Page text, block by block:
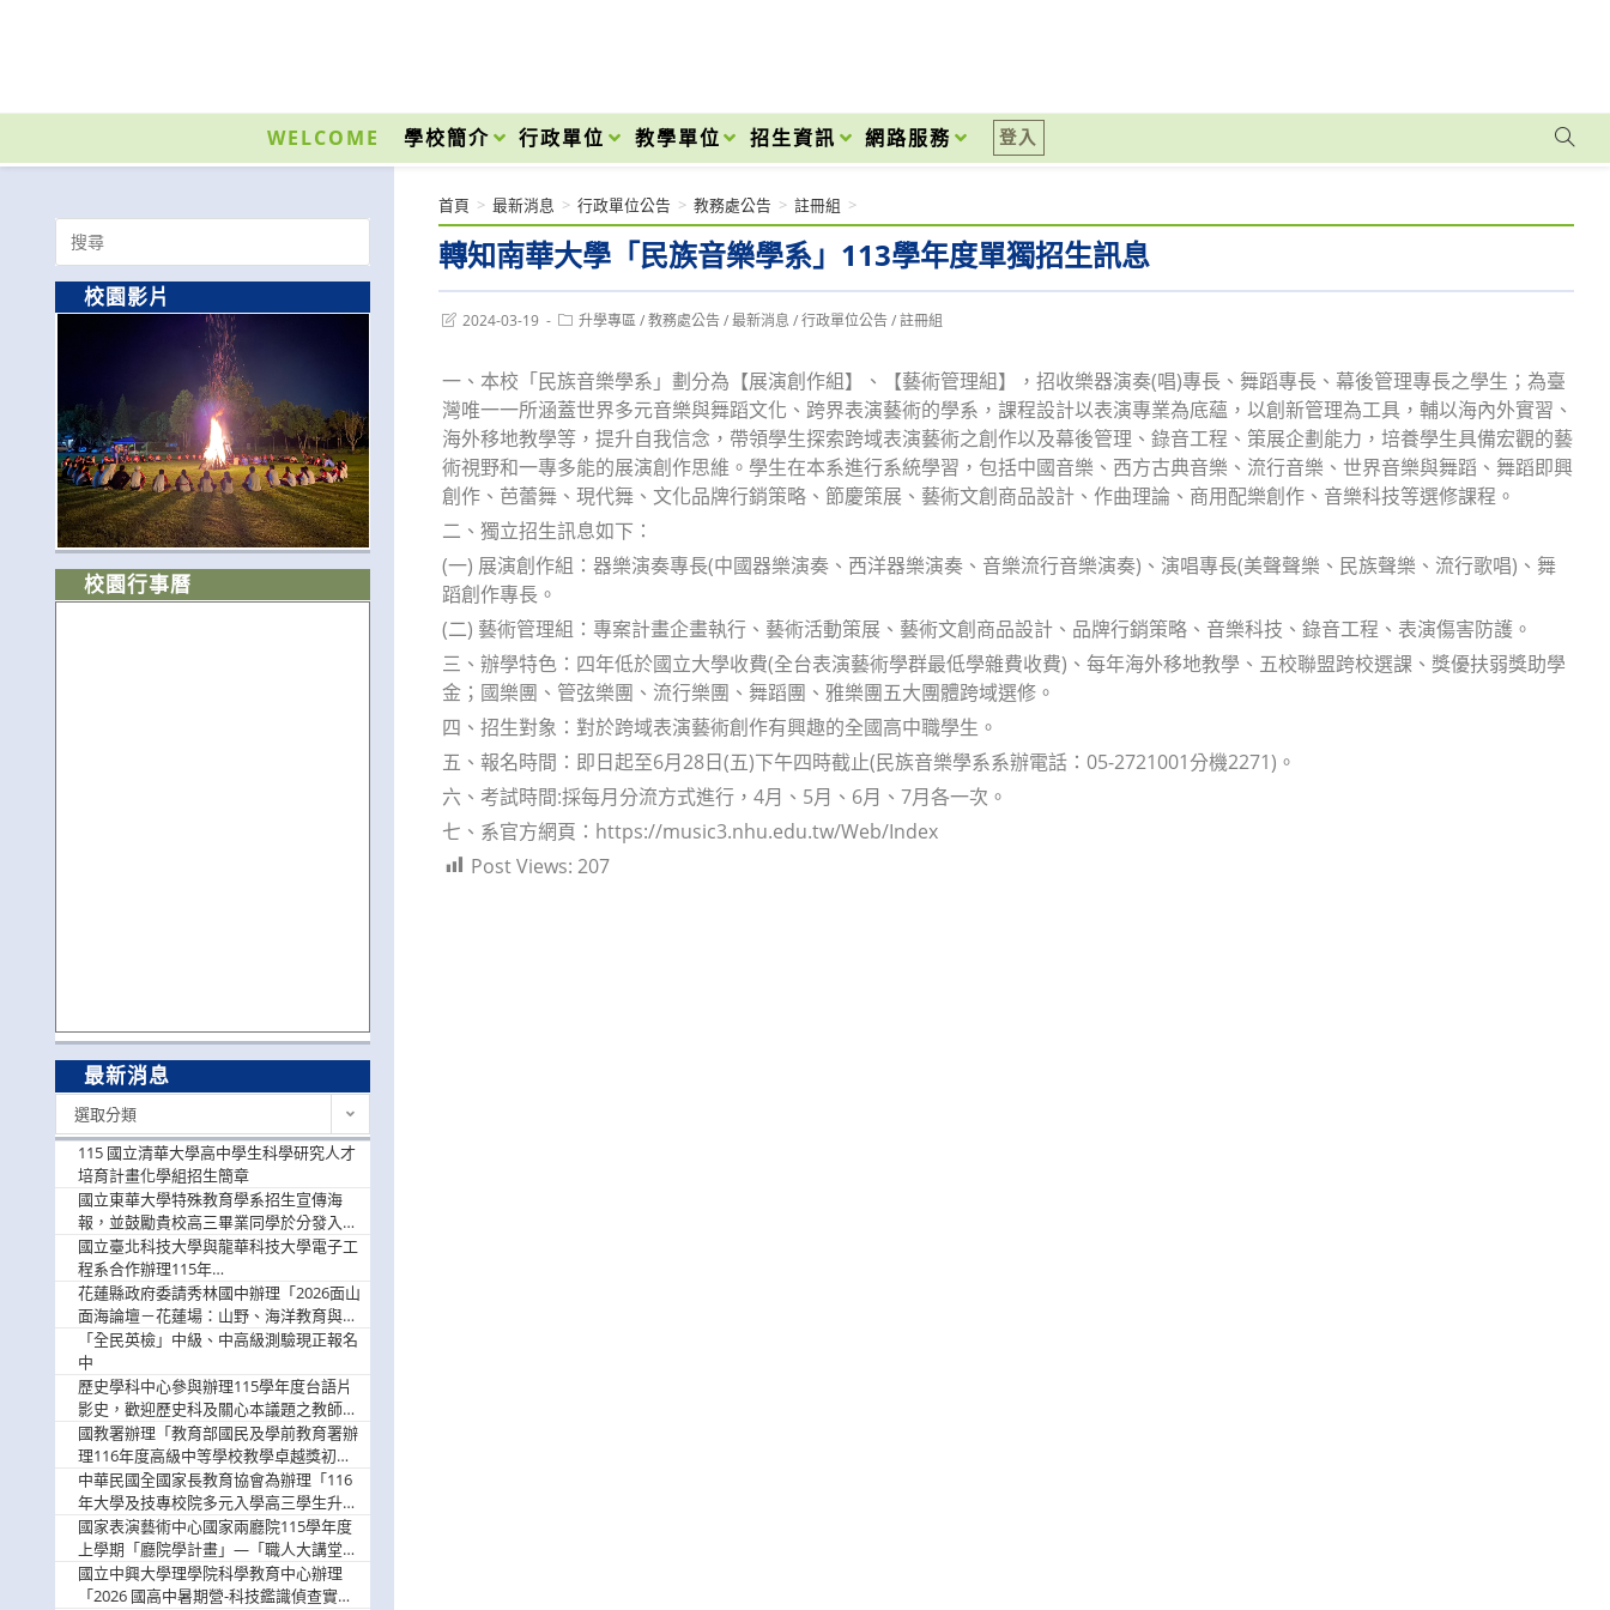
內
WELCOME 學校簡介 行政單位 教學單位 招生資訊 網路服務 登入
轉知南華大學「民族音樂學系」113學年度單獨招生訊息
首頁 > 最新消息 > 行政單位公告 > 教務處公告 > 註冊組 >
Post2024-03-19
Post升學專區 / 教務處公告 / 最新消息 / 行政單位公告 / 註冊組
一、本校「民族音樂學系」劃分為【展演創作組】、【藝術管理組】，招收樂器演奏(唱)專長、舞蹈專長、幕後管理專長之學生；為臺
灣唯一一所涵蓋世界多元音樂與舞蹈文化、跨界表演藝術的學系，課程設計以表演專業為底蘊，以創新管理為工具，輔以海內外實習、
海外移地教學等，提升自我信念，帶領學生探索跨域表演藝術之創作以及幕後管理、錄音工程、策展企劃能力，培養學生具備宏觀的藝
術視野和一專多能的展演創作思維。學生在本系進行系統學習，包括中國音樂、西方古典音樂、流行音樂、世界音樂與舞蹈、舞蹈即興
創作、芭蕾舞、現代舞、文化品牌行銷策略、節慶策展、藝術文創商品設計、作曲理論、商用配樂創作、音樂科技等選修課程。
二、獨立招生訊息如下：
(一) 展演創作組：器樂演奏專長(中國器樂演奏、西洋器樂演奏、音樂流行音樂演奏)、演唱專長(美聲聲樂、民族聲樂、流行歌唱)、舞
蹈創作專長。
(二) 藝術管理組：專案計畫企畫執行、藝術活動策展、藝術文創商品設計、品牌行銷策略、音樂科技、錄音工程、表演傷害防護。
三、辦學特色：四年低於國立大學收費(全台表演藝術學群最低學雜費收費)、每年海外移地教學、五校聯盟跨校選課、獎優扶弱獎助學
金；國樂團、管弦樂團、流行樂團、舞蹈團、雅樂團五大團體跨域選修。
四、招生對象：對於跨域表演藝術創作有興趣的全國高中職學生。
五、報名時間：即日起至6月28日(五)下午四時截止(民族音樂學系系辦電話：05-2721001分機2271)。
六、考試時間:採每月分流方式進行，4月、5月、6月、7月各一次。
七、系官方網頁：https://music3.nhu.edu.tw/Web/Index
Post Views: 207
Search
for:
校園影片
校園行事曆
最新消息
選取分類
115 國立清華大學高中學生科學研究人才
培育計畫化學組招生簡章
國立東華大學特殊教育學系招生宣傳海
報，並鼓勵貴校高三畢業同學於分發入學
階段踴躍選填。
國立臺北科技大學與龍華科技大學電子工
程系合作辦理115年
「115.08.10~08.12「AI賦能應用於智慧半
導體研習營」，歡迎學生踴躍報名參加
花蓮縣政府委請秀林國中辦理「2026面山
面海論壇－花蓮場：山野、海洋教育與戶
外安全實務課程」，歡迎踴躍報名參加
「全民英檢」中級、中高級測驗現正報名
中
歷史學科中心參與辦理115學年度台語片
影史，歡迎歷史科及關心本議題之教師踴
躍報名參加
國教署辦理「教育部國民及學前教育署辦
理116年度高級中等學校教學卓越獎初選
實施計畫」，鼓勵教師踴躍報名
中華民國全國家長教育協會為辦理「116
年大學及技專校院多元入學高三學生升學
輔導家長說明會」
國家表演藝術中心國家兩廳院115學年度
上學期「廳院學計畫」—「職人大講堂」
及「一日體驗課程」，鼓勵踴躍報名參
與。
國立中興大學理學院科學教育中心辦理
「2026 國高中暑期營-科技鑑識偵查實戰